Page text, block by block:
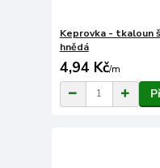
Keprovka - tkaloun
hnědá
4,94 Kč/m